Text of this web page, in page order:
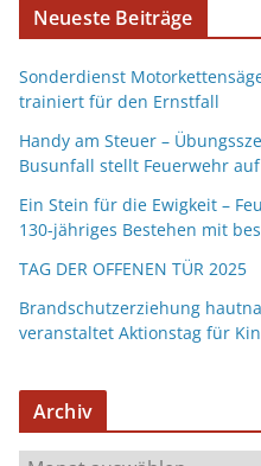
Neueste Beiträge
Sonderdienst
trainiert für den Ernstfall
Handy am Steuer –
Busunfall stellt Feuerwehr
Ein Stein für die Ewigkeit –
130-jähriges Bestehen mit
TAG DER OFFENEN TÜR 2025
Brandschutzerziehung
veranstaltet Aktionstag für
Archiv